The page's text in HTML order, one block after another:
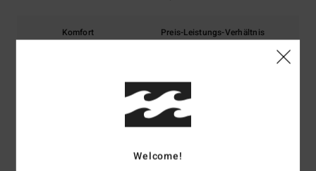
Komfort
Preis-Leistungs-Verhältnis
Zu groß
Farbe
Welcome!